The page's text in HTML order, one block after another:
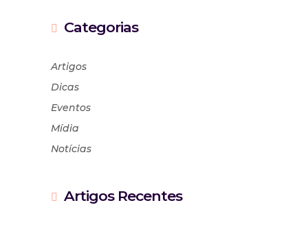
Categorias
Artigos
Dicas
Eventos
Mídia
Notícias
Artigos Recentes